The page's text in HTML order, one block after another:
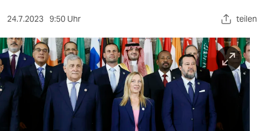
sport
berlin
nord
wahrheit
24.7.2023 9:50 Uhr teilen